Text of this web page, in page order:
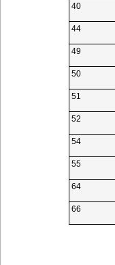
40
44
49
50
51
52
54
55
64
66